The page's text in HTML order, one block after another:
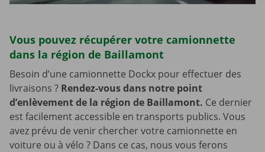
Vous pouvez récupérer votre camionnette
dans la région de Baillamont
Besoin d’une camionnette Dockx pour effectuer des
livraisons ? Rendez-vous dans notre point
d’enlèvement de la région de Baillamont. Ce dernier
est facilement accessible en transports publics. Vous
avez prévu de venir chercher votre camionnette en
voiture ou à vélo ? Dans ce cas, nous vous ferons